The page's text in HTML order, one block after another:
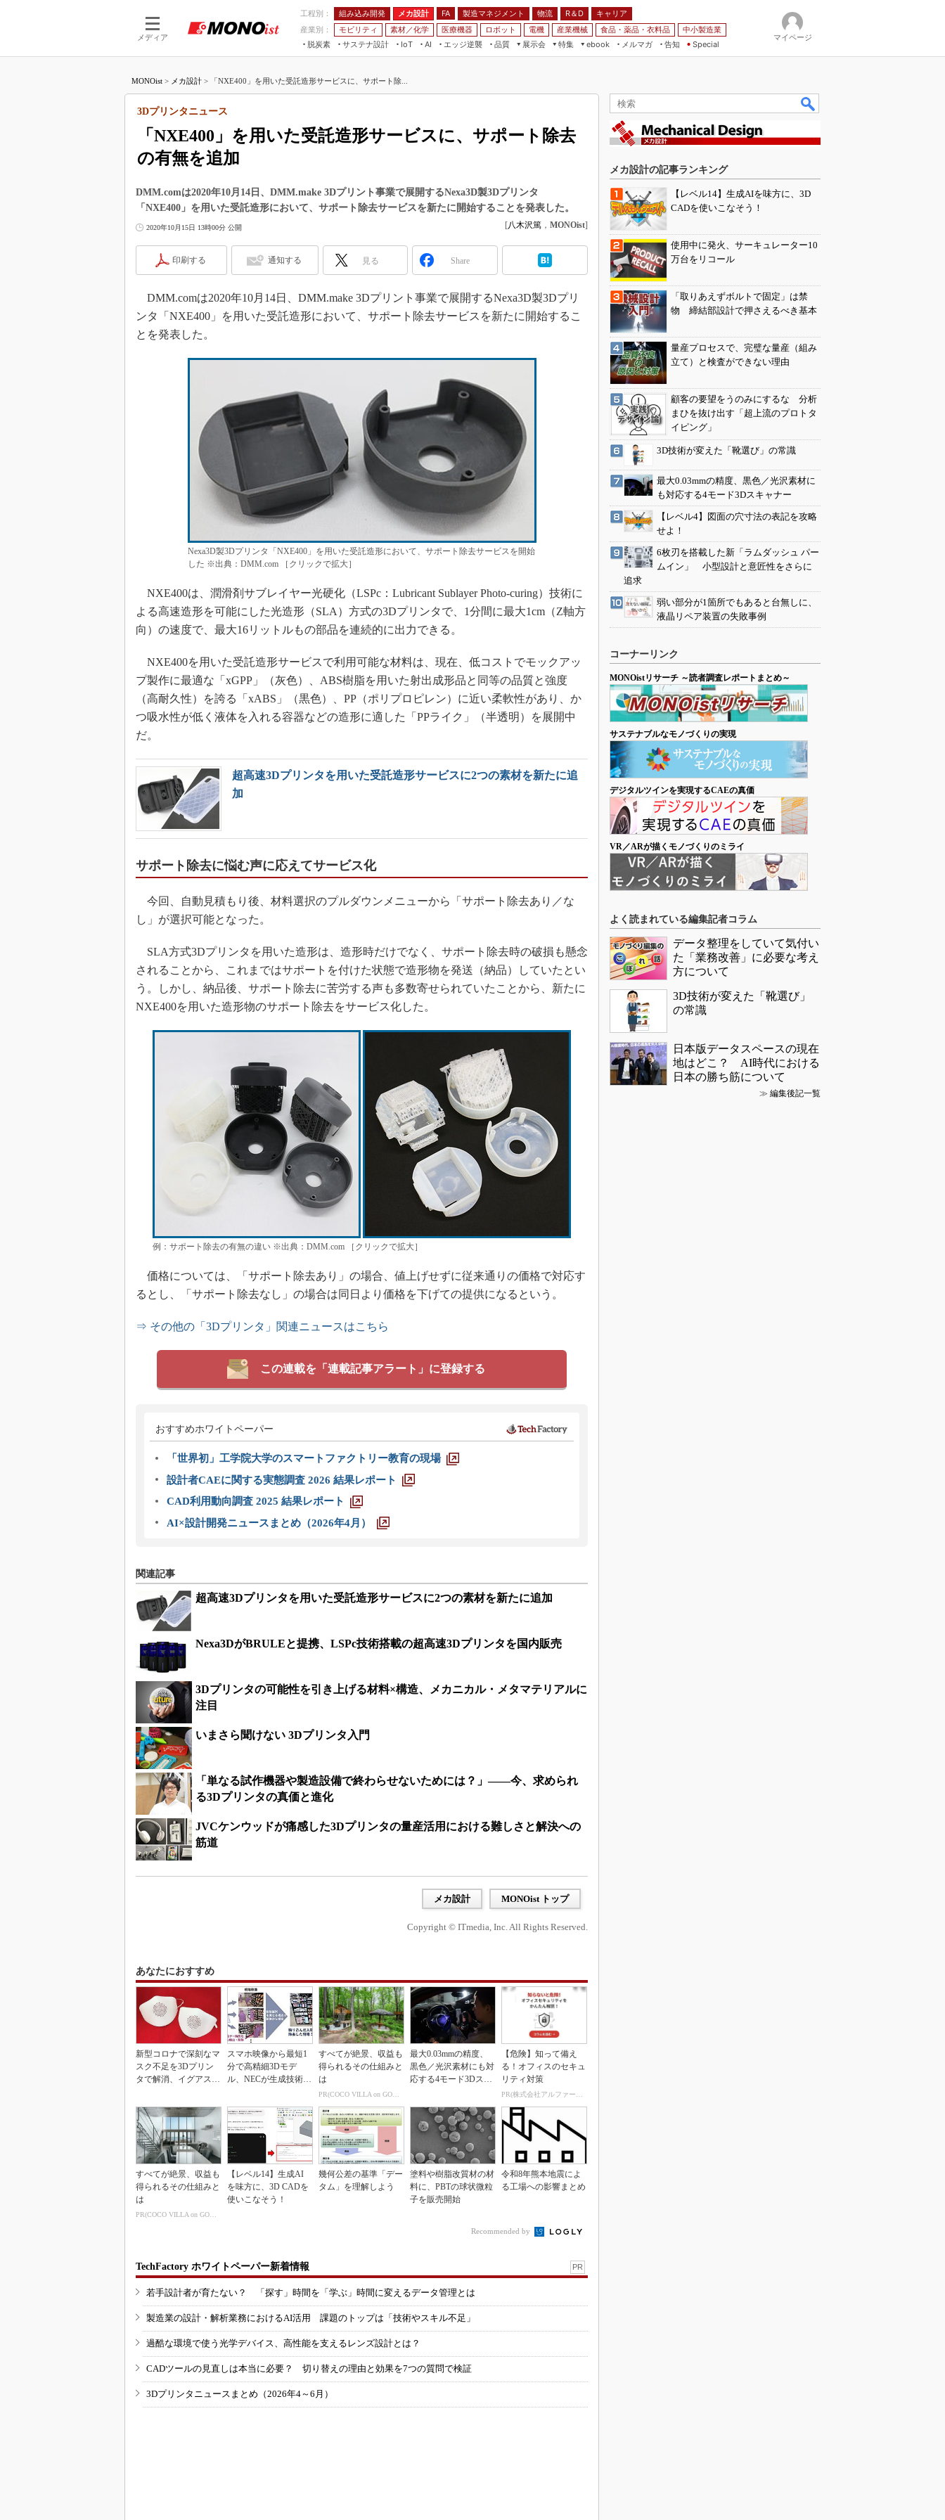
メディア
工程別： 組み込み開発 メカ設計 FA 製造マネジメント 物流 R＆D
キャリア
産業別：
モビリティ 素材／化学 医療機器 ロボット 電機 産業機械 食品・薬品・衣料品
中小製造業
脱炭素
サステナ設計
IoT
つながる工場
AI
AI×設備保全
エッジ逆襲 品質
展示会
JIMTOF
IIFES
TECHNO-FRONTIER
EdgeTech+
特集
VR／AR
フィールドサービス
組み込み画像技術
組み込みモデリング
車載ソフト開発
ISO26262
無償設計ツール
3Dプリンタ
S＆OP
インダストリー4.0
イノベーション
製造業ビッグデータ
メイドインジャパン
植物工場
海外生産
グローバル設計・開発
ebook
モビリティ
メルマガ
告知 Special
マイページ
MONOist > メカ設計 > 「NXE400」を用いた受託造形サービスに、サポート除...
「NXE400」を用いた受託造形サービスに、サポート除去
の有無を追加
3Dプリンタニュース
DMM.comは2020年10月14日、DMM.make 3Dプリント事業で展開するNexa3D製3Dプリンタ
「NXE400」を用いた受託造形において、サポート除去サービスを新たに開始することを発表した。
2020年10月15日 13時00分 公開 [八木沢篤 ， MONOist]
印刷する 通知する 見る Share
DMM.comは2020年10月14日、DMM.make 3Dプリント事業で展開するNexa3D製3Dプリ
ンタ「NXE400」を用いた受託造形において、サポート除去サービスを新たに開始するこ
とを発表した。
Nexa3D製3Dプリンタ「NXE400」を用いた受託造形において、サポート除去サービスを開始
した ※出典：DMM.com ［クリックで拡大］
NXE400は、潤滑剤サブレイヤー光硬化（LSPc：Lubricant Sublayer Photo-curing）技術に
よる高速造形を可能にした光造形（SLA）方式の3Dプリンタで、1分間に最大1cm（Z軸方
向）の速度で、最大16リットルもの部品を連続的に出力できる。
NXE400を用いた受託造形サービスで利用可能な材料は、現在、低コストでモックアッ
プ製作に最適な「xGPP」（灰色）、ABS樹脂を用いた射出成形品と同等の品質と強度
（高耐久性）を誇る「xABS」（黒色）、PP（ポリプロピレン）に近い柔軟性があり、か
つ吸水性が低く液体を入れる容器などの造形に適した「PPライク」（半透明）を展開中
だ。
超高速3Dプリンタを用いた受託造形サービスに2つの素材を新たに追
加
サポート除去に悩む声に応えてサービス化
今回、自動見積もり後、材料選択のプルダウンメニューから「サポート除去あり／な
し」が選択可能となった。
SLA方式3Dプリンタを用いた造形は、造形時だけでなく、サポート除去時の破損も懸念
されることから、これまではサポートを付けた状態で造形物を発送（納品）していたとい
う。しかし、納品後、サポート除去に苦労する声も多数寄せられていたことから、新たに
NXE400を用いた造形物のサポート除去をサービス化した。
例：サポート除去の有無の違い ※出典：DMM.com ［クリックで拡大］
価格については、「サポート除去あり」の場合、値上げせずに従来通りの価格で対応す
るとし、「サポート除去なし」の場合は同日より価格を下げての提供になるという。
⇒ その他の「3Dプリンタ」関連ニュースはこちら
この連載を「連載記事アラート」に登録する
おすすめホワイトペーパー
「世界初」工学院大学のスマートファクトリー教育の現場
設計者CAEに関する実態調査 2026 結果レポート
CAD利用動向調査 2025 結果レポート
AI×設計開発ニュースまとめ（2026年4月）
関連記事
超高速3Dプリンタを用いた受託造形サービスに2つの素材を新たに追加
Nexa3DがBRULEと提携、LSPc技術搭載の超高速3Dプリンタを国内販売
3Dプリンタの可能性を引き上げる材料×構造、メカニカル・メタマテリアルに
注目
いまさら聞けない 3Dプリンタ入門
「単なる試作機器や製造設備で終わらせないためには？」――今、求められ
る3Dプリンタの真価と進化
JVCケンウッドが痛感した3Dプリンタの量産活用における難しさと解決への
筋道
メカ設計 MONOist トップ
Copyright © ITmedia, Inc. All Rights Reserved.
あなたにおすすめ
新型コロナで深刻なマ
スク不足を3Dプリン
タで解消、イグアスが
スマホ映像から最短1
分で高精細3Dモデ
ル、NECが生成技術を
すべてが絶景、収益も
得られるその仕組みと
は
PR(COCO VILLA on GOETHE)
最大0.03mmの精度、
黒色／光沢素材にも対
応する4モード3Dスキ
【危険】知って備え
る！オフィスのセキュ
リティ対策
PR(株式会社アルファーテクノ)
すべてが絶景、収益も
得られるその仕組みと
は
PR(COCO VILLA on GOETHE)
【レベル14】生成AI
を味方に、3D CADを
使いこなそう！
幾何公差の基準「デー
タム」を理解しよう
塗料や樹脂改質材の材
料に、PBTの球状微粒
子を販売開始
令和8年熊本地震によ
る工場への影響まとめ
Recommended by
TechFactory ホワイトペーパー新着情報 PR
若手設計者が育たない？ 「探す」時間を「学ぶ」時間に変えるデータ管理とは
製造業の設計・解析業務におけるAI活用 課題のトップは「技術やスキル不足」
過酷な環境で使う光学デバイス、高性能を支えるレンズ設計とは？
CADツールの見直しは本当に必要？ 切り替えの理由と効果を7つの質問で検証
3Dプリンタニュースまとめ（2026年4～6月）
メカ設計の記事ランキング
【レベル14】生成AIを味方に、3D
CADを使いこなそう！
使用中に発火、サーキュレーター10
万台をリコール
「取りあえずボルトで固定」は禁
物 締結部設計で押さえるべき基本
量産プロセスで、完璧な量産（組み
立て）と検査ができない理由
顧客の要望をうのみにするな 分析
まひを抜け出す「超上流のプロトタ
イピング」
3D技術が変えた「靴選び」の常識
最大0.03mmの精度、黒色／光沢素材に
も対応する4モード3Dスキャナー
【レベル4】図面の穴寸法の表記を攻略
せよ！
6枚刃を搭載した新「ラムダッシュ パー
ムイン」 小型設計と意匠性をさらに
追求
弱い部分が1箇所でもあると台無しに、
液晶リペア装置の失敗事例
コーナーリンク
MONOistリサーチ ～読者調査レポートまとめ～
サステナブルなモノづくりの実現
デジタルツインを実現するCAEの真価
VR／ARが描くモノづくりのミライ
よく読まれている編集記者コラム
データ整理をしていて気付い
た「業務改善」に必要な考え
方について
3D技術が変えた「靴選び」
の常識
日本版データスペースの現在
地はどこ？ AI時代における
日本の勝ち筋について
≫ 編集後記一覧